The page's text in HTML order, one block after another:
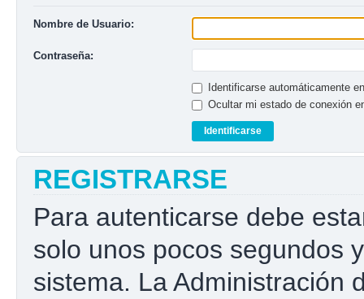
Nombre de Usuario:
Contraseña:
Identificarse automáticamente
Ocultar mi estado de conexión
REGISTRARSE
Para autenticarse debe
solo unos pocos segundos
sistema. La Administración